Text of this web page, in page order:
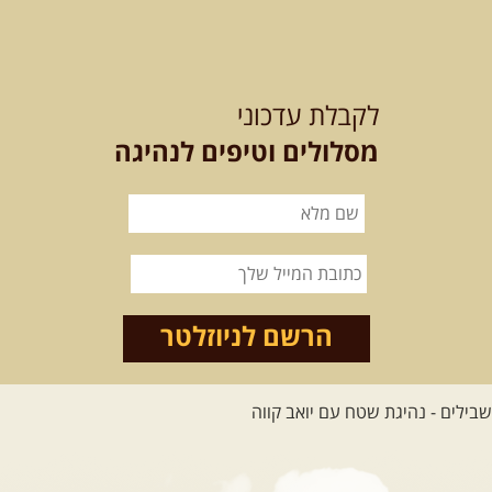
האם אתם מחפשים חוויה מיוחדת
בטבע? מחפשים חוויה שתעניק לכם ...
שישי- ממרומי
הגליל העליון למורדות הירדן
נצא מג'ש שבמורדות הר מירון, נמשיך
לאורך נחל דישון ונעצור ...[המשך]
לכל הטיולים
לקבלת עדכוני
מסלולים וטיפים לנהיגה
הרשם לניוזלטר